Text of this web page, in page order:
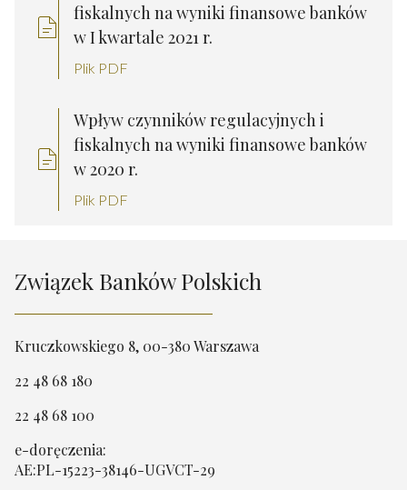
fiskalnych na wyniki finansowe banków
w I kwartale 2021 r.
Plik PDF
Wpływ czynników regulacyjnych i
fiskalnych na wyniki finansowe banków
w 2020 r.
Plik PDF
Związek Banków Polskich
Kruczkowskiego 8, 00-380 Warszawa
22 48 68 180
22 48 68 100
e-doręczenia:
AE:PL-15223-38146-UGVCT-29